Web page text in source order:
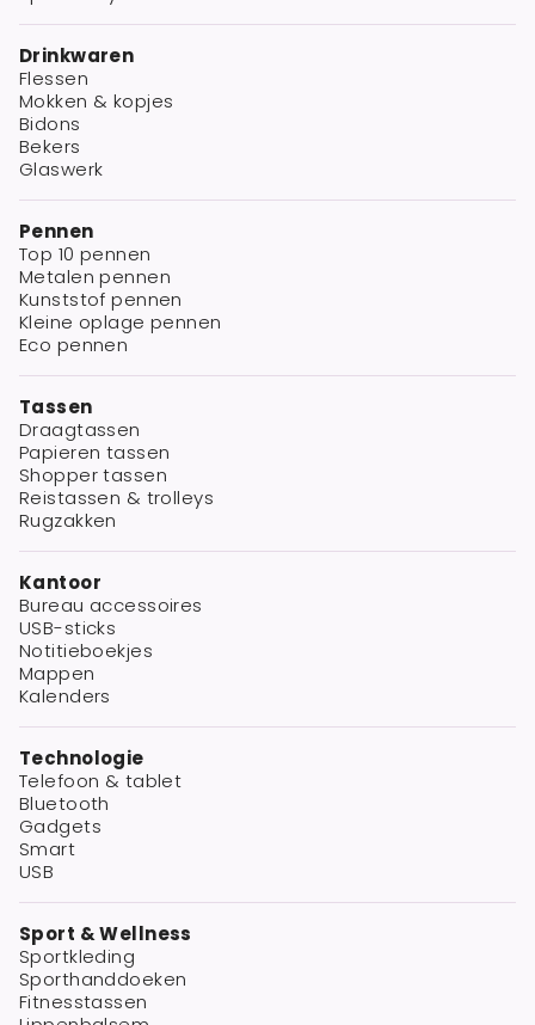
Drinkwaren
Flessen
Mokken & kopjes
Bidons
Bekers
Glaswerk
Pennen
Top 10 pennen
Metalen pennen
Kunststof pennen
Kleine oplage pennen
Eco pennen
Tassen
Draagtassen
Papieren tassen
Shopper tassen
Reistassen & trolleys
Rugzakken
Kantoor
Bureau accessoires
USB-sticks
Notitieboekjes
Mappen
Kalenders
Technologie
Telefoon & tablet
Bluetooth
Gadgets
Smart
USB
Sport & Wellness
Sportkleding
Sporthanddoeken
Fitnesstassen